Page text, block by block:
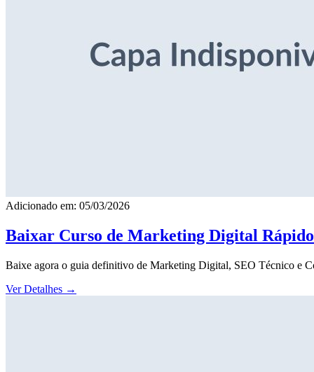
Adicionado em: 05/03/2026
Baixar Curso de Marketing Digital
Baixe agora o guia definitivo de Marketing Digital, SEO Técnico e
Ver Detalhes →